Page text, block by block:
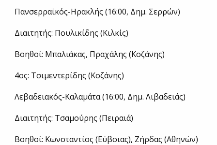
Πανσερραϊκός-Ηρακλής (16:00, Δημ. Σερρών)
Διαιτητής: Πουλικίδης (Κιλκίς)
Βοηθοί: Μπαλιάκας, Πραχάλης (Κοζάνης)
4ος: Τσιμεντερίδης (Κοζάνης)
Λεβαδειακός-Καλαμάτα (16:00, Δημ. Λιβαδειάς)
Διαιτητής: Τσαμούρης (Πειραιά)
Βοηθοί: Κωνσταντίος (Εύβοιας), Ζήρδας (Αθηνών)